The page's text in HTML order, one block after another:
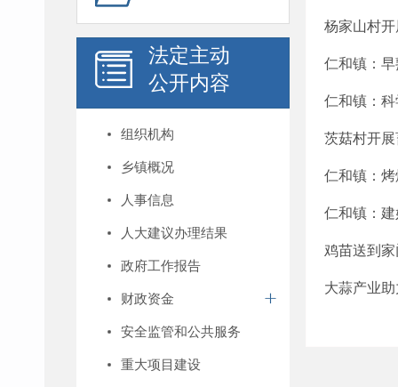
法定主动
公开内容
组织机构
乡镇概况
人事信息
人大建议办理结果
政府工作报告
财政资金
安全监管和公共服务
重大项目建设
杨家山村
仁和镇：早
仁和镇：
茨菇村开
仁和镇：
仁和镇：
鸡苗送到
大蒜产业